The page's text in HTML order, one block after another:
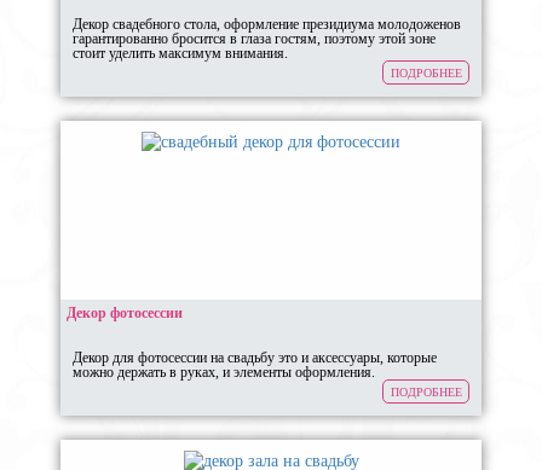
Декор свадебного стола, оформление президиума молодоженов
гарантированно бросится в глаза гостям, поэтому этой зоне
стоит уделить максимум внимания.
ПОДРОБНЕЕ
Декор фотосессии
Декор для фотосессии на свадьбу это и аксессуары, которые
можно держать в руках, и элементы оформления.
ПОДРОБНЕЕ